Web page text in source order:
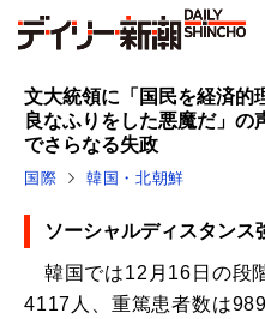
文大統領に「国民を経済的
良なふりをした悪魔だ」
でさらなる失政
国際 韓国・北朝鮮
ソーシャルディスタンス
韓国では12月16日の段
4117人、重篤患者数は